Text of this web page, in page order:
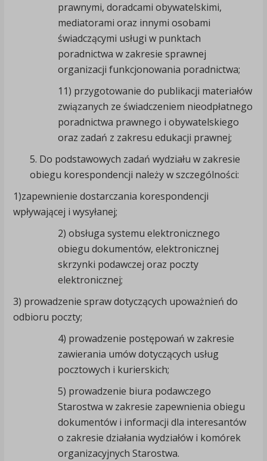
prawnymi, doradcami obywatelskimi,
mediatorami oraz innymi osobami
świadczącymi usługi w punktach
poradnictwa w zakresie sprawnej
organizacji funkcjonowania poradnictwa;
11) przygotowanie do publikacji materiałów
związanych ze świadczeniem nieodpłatnego
poradnictwa prawnego i obywatelskiego
oraz zadań z zakresu edukacji prawnej;
5. Do podstawowych zadań wydziału w zakresie
obiegu korespondencji należy w szczególności:
1)zapewnienie dostarczania korespondencji
wpływającej i wysyłanej;
2) obsługa systemu elektronicznego
obiegu dokumentów, elektronicznej
skrzynki podawczej oraz poczty
elektronicznej;
3) prowadzenie spraw dotyczących upoważnień do
odbioru poczty;
4) prowadzenie postępowań w zakresie
zawierania umów dotyczących usług
pocztowych i kurierskich;
5) prowadzenie biura podawczego
Starostwa w zakresie zapewnienia obiegu
dokumentów i informacji dla interesantów
o zakresie działania wydziałów i komórek
organizacyjnych Starostwa.